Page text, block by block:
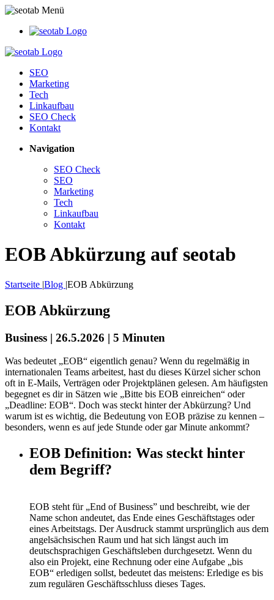
SEO
Marketing
Tech
Linkaufbau
SEO Check
Kontakt
Navigation
SEO Check
SEO
Marketing
Tech
Linkaufbau
Kontakt
EOB Abkürzung auf seotab
Startseite |Blog |EOB Abkürzung
EOB Abkürzung
Business | 26.5.2026 | 5 Minuten
Was bedeutet „EOB“ eigentlich genau? Wenn du regelmäßig in
internationalen Teams arbeitest, hast du dieses Kürzel sicher schon
oft in E-Mails, Verträgen oder Projektplänen gelesen. Am häufigsten
begegnet es dir in Sätzen wie „Bitte bis EOB einreichen“ oder
„Deadline: EOB“. Doch was steckt hinter der Abkürzung? Und
warum ist es wichtig, die Bedeutung von EOB präzise zu kennen –
besonders, wenn es auf jede Stunde oder gar Minute ankommt?
EOB Definition: Was steckt hinter
dem Begriff?
EOB steht für „End of Business” und beschreibt, wie der
Name schon andeutet, das Ende eines Geschäftstages oder
eines Arbeitstags. Der Ausdruck stammt ursprünglich aus dem
angelsächsischen Raum und hat sich längst auch im
deutschsprachigen Geschäftsleben durchgesetzt. Wenn du
also ein Projekt, eine Rechnung oder eine Aufgabe „bis
EOB“ erledigen sollst, bedeutet das meistens: Erledige es bis
zum regulären Geschäftsschluss dieses Tages.